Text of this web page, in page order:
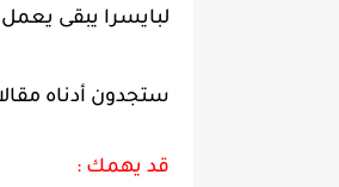
لبايسرا يبقى
ستجدون أدناه
قد يهمك :